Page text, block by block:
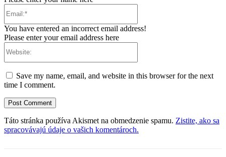
You have entered an incorrect email address!
Please enter your email address here
Save my name, email, and website in this browser for the next
time I comment.
Táto stránka používa Akismet na obmedzenie spamu. Zistite, ako sa
spracovávajú údaje o vašich komentároch.